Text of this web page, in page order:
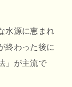
水源に恵まれ
終わった後に
」が主流で